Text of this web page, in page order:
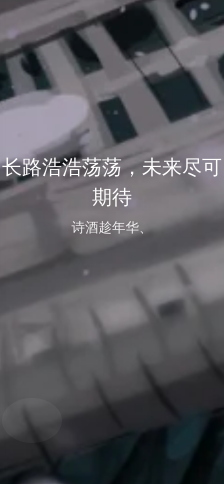
长路浩浩荡荡，未来尽可
期待
诗酒趁年华、